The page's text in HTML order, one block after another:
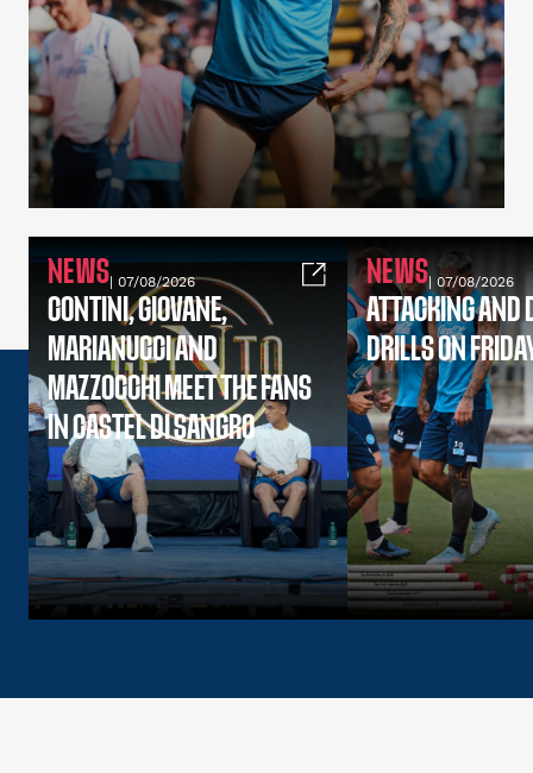
NEWS| 07/08/2026
CONTINI, GIOVANE,
MARIANUCCI AND
MAZZOCCHI MEET THE FANS
IN CASTEL DI SANGRO
NEWS| 07/08/2026
ATTACKING AND
DRILLS ON